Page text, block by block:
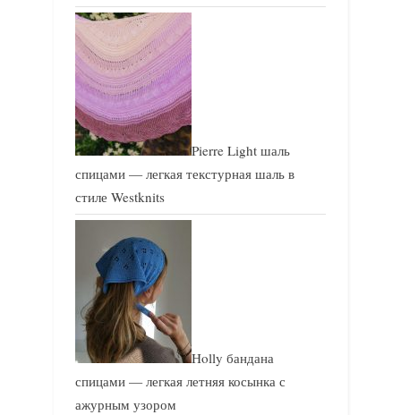
Pierre Light шаль
спицами — легкая текстурная шаль в
стиле Westknits
Holly бандана
спицами — легкая летняя косынка с
ажурным узором